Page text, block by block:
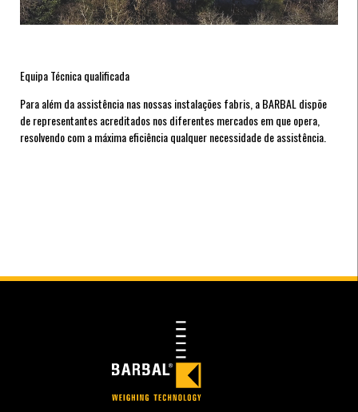
Equipa Técnica qualificada
Para além da assistência nas nossas instalações fabris, a BARBAL dispõe
de representantes acreditados nos diferentes mercados em que opera,
resolvendo com a máxima eficiência qualquer necessidade de assistência.